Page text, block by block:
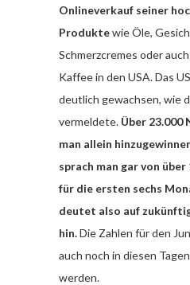
Onlineverkauf seiner
Produktewie Öle,
Schmerzcremes oder
Kaffee in den USA. Das
deutlich gewachsen, wie
vermeldete. Über 23.000
man allein
sprach man gar von
für die ersten sechs
deutet also auf
hin.Die Zahlen für den
auch noch in diesen
werden.